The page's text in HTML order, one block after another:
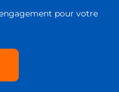
pour votre